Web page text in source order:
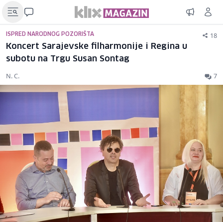
ISPRED NARODNOG POZORIŠTA 18
Koncert Sarajevske filharmonije i Regina u
subotu na Trgu Susan Sontag
N. C. 7